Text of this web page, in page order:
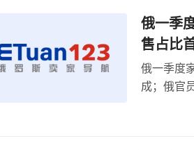
俄一季
售占比
俄一季度
成；俄官